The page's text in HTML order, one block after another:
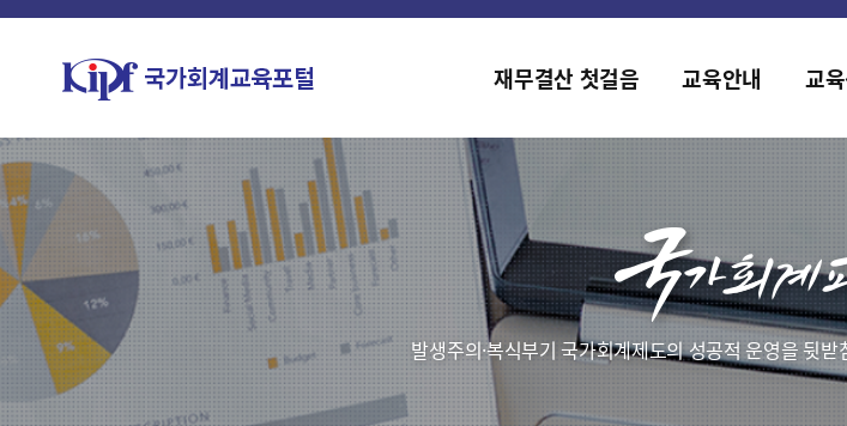
홈페이지가 새롭게 개편되었
재무결산 첫걸음 교육안내 교
발생주의·복식부기 국가회계제도의 성공적 운영을 뒷